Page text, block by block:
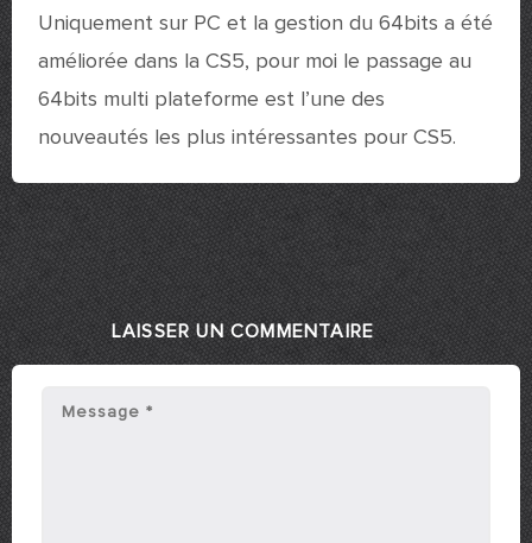
Uniquement sur PC et la gestion du 64bits a été
améliorée dans la CS5, pour moi le passage au
64bits multi plateforme est l’une des
nouveautés les plus intéressantes pour CS5.
LAISSER UN COMMENTAIRE